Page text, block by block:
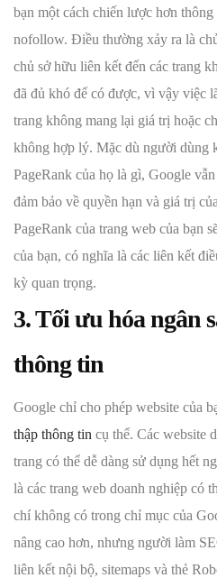
bạn một cách chiến lược hơn
nofollow. Điều thường xảy ra là
chủ sở hữu liên kết đến các trang
đã đủ khó để có được, vì vậy việc
trang không mang lại giá trị hoặc
không hợp lý. Mặc dù người dùng
PageRank của họ là gì, Google
đảm bảo về quyền hạn và giá trị
PageRank của trang web của bạn
của bạn, có nghĩa là các liên kết
kỳ quan trọng.
3. Tối ưu hóa ngân
thông tin
Google chỉ cho phép website của
thập thông tin cụ thể. Các website
trang có thể dễ dàng sử dụng hết
là các trang web doanh nghiệp có
chí không có trong chỉ mục của
nâng cao hơn, nhưng người làm
liên kết nội bộ, sitemaps và thẻ